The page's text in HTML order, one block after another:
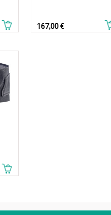
Prix
167,00 €